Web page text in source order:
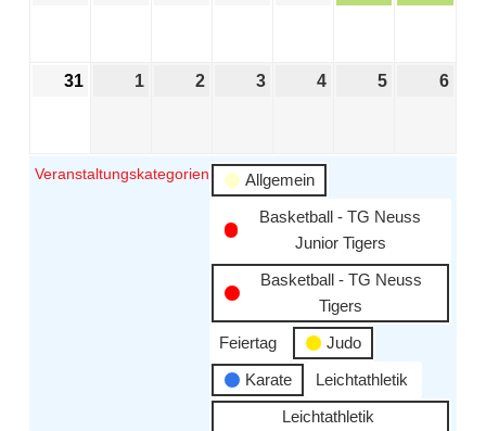
31 1 2 3 4 5 6
Veranstaltungskategorien
Allgemein
Basketball - TG Neuss
Junior Tigers
Basketball - TG Neuss
Tigers
Feiertag
Judo
Karate
Leichtathletik
Leichtathletik